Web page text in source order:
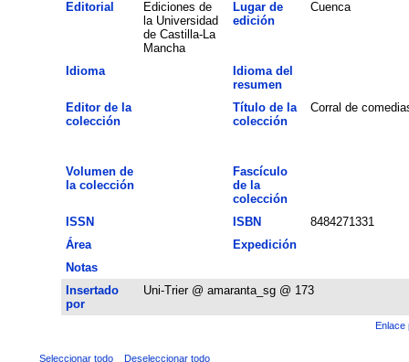
Editorial
Ediciones de
la Universidad
de Castilla-La
Mancha
Lugar de
edición
Cuenca
Idioma
Idioma del
resumen
Editor de la
colección
Título de la
colección
Corral de
Volumen de
la colección
Fascículo
de la
colección
ISSN
ISBN
8484271331
Área
Expedición
Notas
Insertado
por
Uni-Trier @ amaranta_sg @ 173
Enlace
Seleccionar todo Deseleccionar todo